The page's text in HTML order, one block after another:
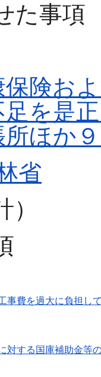
た事項
保険お
足を是
所ほか
省
）
事費を過大に負担し
対する国庫補助金等